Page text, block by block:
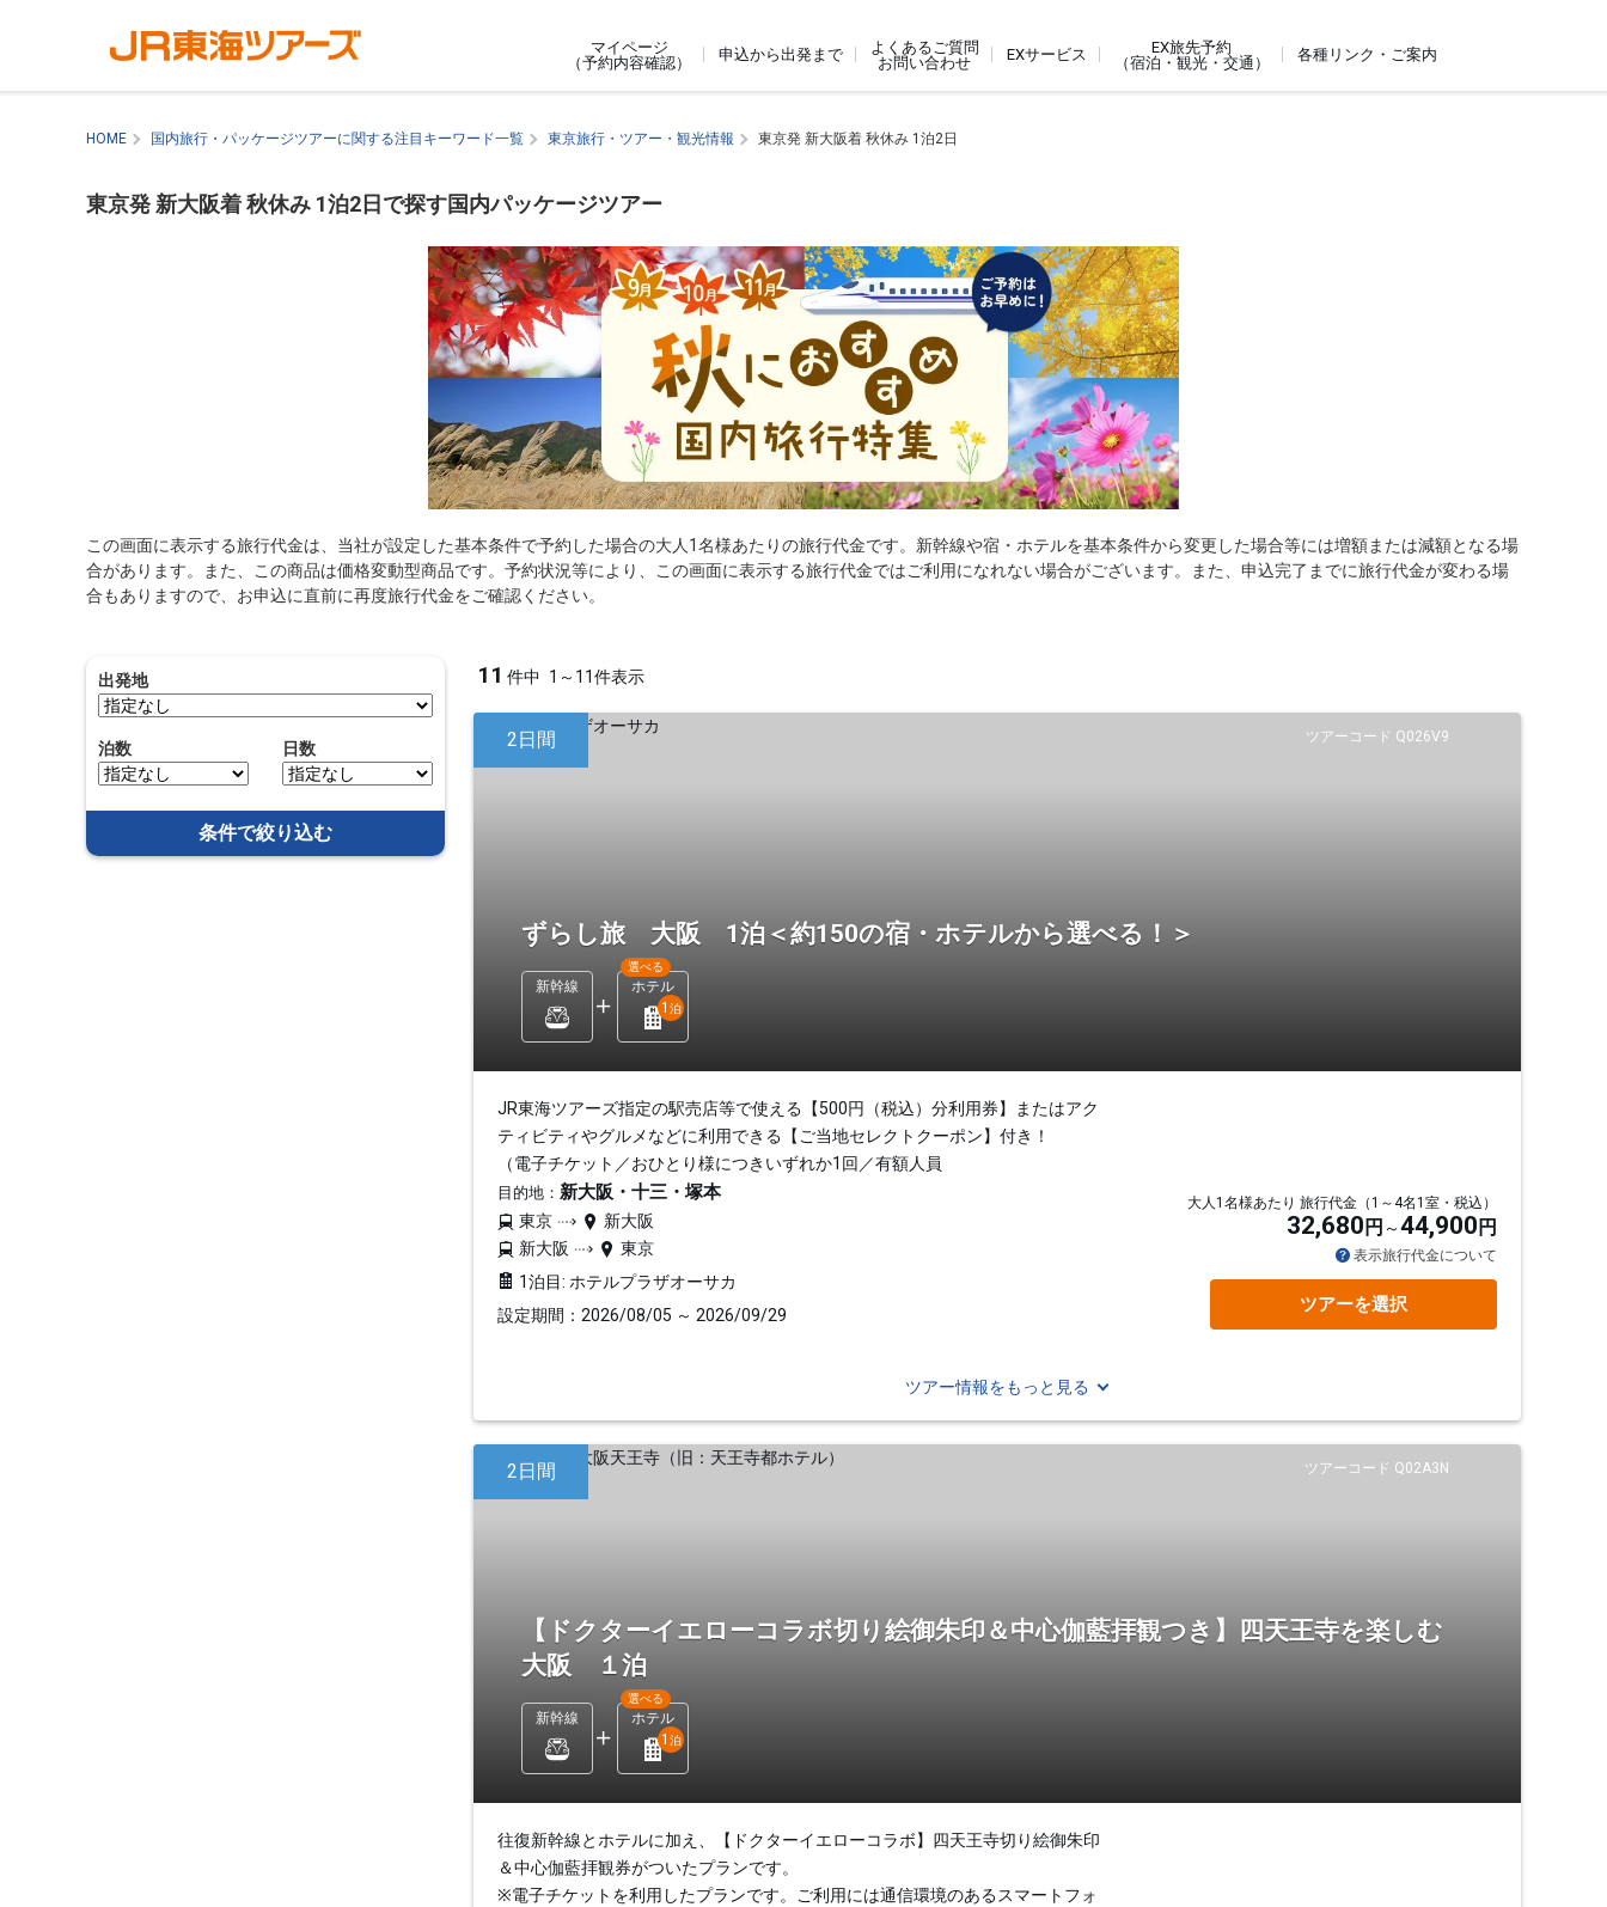
マイページ
（予約内容確認）
申込から出発まで
よくあるご質問
お問い合わせ
EXサービス
EX旅先予約
（宿泊・観光・交通）
各種リンク・ご案内
HOME 国内旅行・パッケージツアーに関する注目キーワード一覧 東京旅行・ツアー・観光情報 東京発 新大阪着 秋休み 1泊2日
東京発 新大阪着 秋休み 1泊2日で探す国内パッケージツアー
この画面に表示する旅行代金は、当社が設定した基本条件で予約した場合の大人1名様あたりの旅行代金です。新幹線や宿・ホテルを基本条件から変更した場合等には増額または減額となる場
合があります。また、この商品は価格変動型商品です。予約状況等により、この画面に表示する旅行代金ではご利用になれない場合がございます。また、申込完了までに旅行代金が変わる場
合もありますので、お申込に直前に再度旅行代金をご確認ください。
出発地
泊数 日数
条件で絞り込む
11 件中 1～11件表示
ツアーコード Q026V9
2日間
ずらし旅 大阪 1泊＜約150の宿・ホテルから選べる！＞
新幹線 ホテル
選べる
1 泊
JR東海ツアーズ指定の駅売店等で使える【500円（税込）分利用券】またはアク
ティビティやグルメなどに利用できる【ご当地セレクトクーポン】付き！
（電子チケット／おひとり様につきいずれか1回／有額人員
目的地： 新大阪・十三・塚本
東京
新大阪
新大阪
東京
1泊目: ホテルプラザオーサカ
設定期間：2026/08/05 ～ 2026/09/29
大人1名様あたり 旅行代金（1～4名1室・税込）
32,680 円 44,900 円
表示旅行代金について
ツアーを選択
ツアー情報をもっと見る
ツアーコード Q02A3N
2日間
【ドクターイエローコラボ切り絵御朱印＆中心伽藍拝観つき】四天王寺を楽しむ
大阪 １泊
新幹線 ホテル
選べる
1 泊
往復新幹線とホテルに加え、【ドクターイエローコラボ】四天王寺切り絵御朱印
＆中心伽藍拝観券がついたプランです。
※電子チケットを利用したプランです。ご利用には通信環境のあるスマートフォ